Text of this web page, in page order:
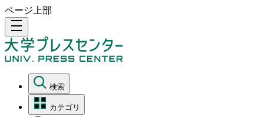
ページ上部
density_medium
検索
カテゴリ